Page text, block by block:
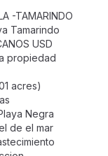
-TAMARINDO
Tamarindo
USD
propiedad
acres)
Negra
de el mar